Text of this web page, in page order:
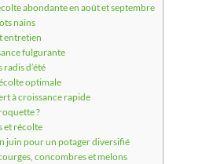
abondante en août et septembre
nains
entretien
fulgurante
d’été
optimale
à croissance rapide
?
et récolte
juin pour un potager diversifié
concombres et melons